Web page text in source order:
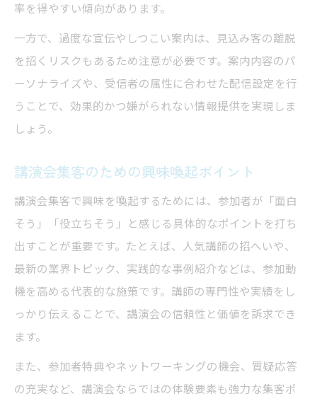
率を得やすい傾向があります。
一方で、過度な宣伝やしつこい案内は、見込み客の離脱
を招くリスクもあるため注意が必要です。案内内容のパ
ーソナライズや、受信者の属性に合わせた配信設定を行
うことで、効果的かつ嫌がられない情報提供を実現しま
しょう。
講演会集客のための興味喚起ポイント
講演会集客で興味を喚起するためには、参加者が「面白
そう」「役立ちそう」と感じる具体的なポイントを打ち
出すことが重要です。たとえば、人気講師の招へいや、
最新の業界トピック、実践的な事例紹介などは、参加動
機を高める代表的な施策です。講師の専門性や実績をし
っかり伝えることで、講演会の信頼性と価値を訴求でき
ます。
また、参加者特典やネットワーキングの機会、質疑応答
の充実など、講演会ならではの体験要素も強力な集客ポ